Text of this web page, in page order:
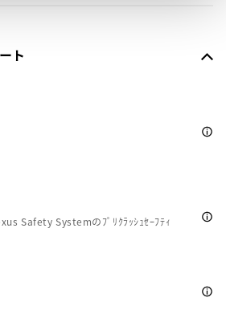
ト
Safety Systemのﾌﾟﾘｸﾗｯｼｭｾｰﾌﾃｨ